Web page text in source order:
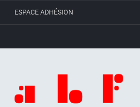
ESPACE ADHÉSION